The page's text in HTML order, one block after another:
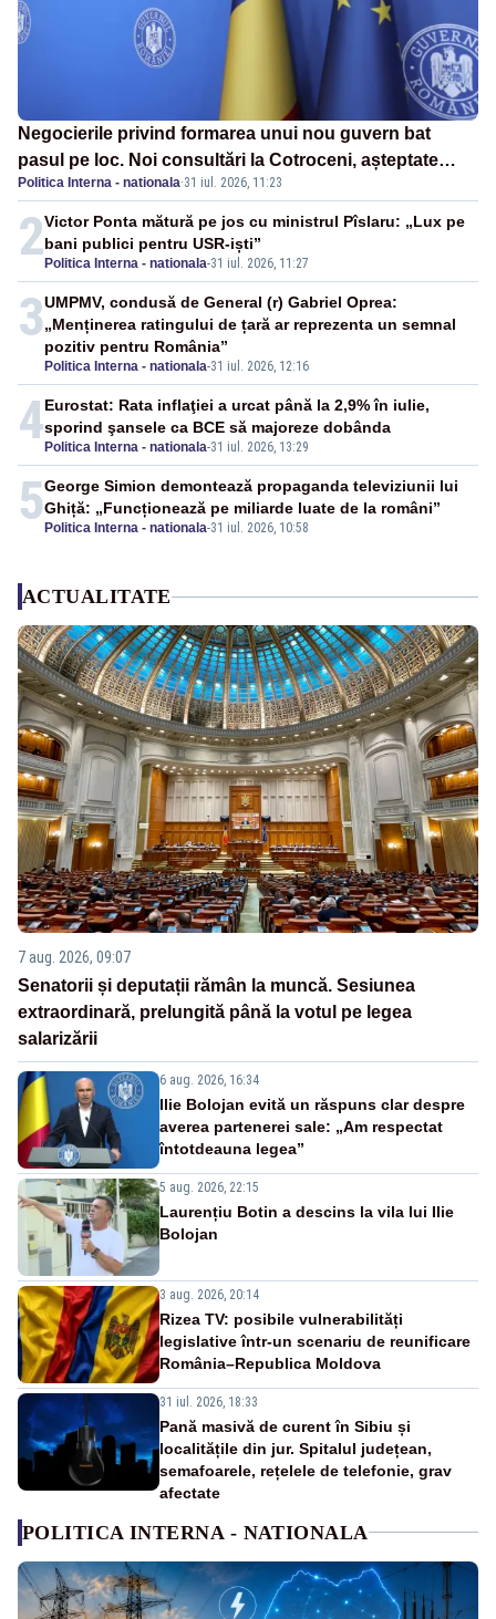
Negocierile privind formarea unui nou guvern bat
pasul pe loc. Noi consultări la Cotroceni, așteptate
după mijlocul lunii august -SURSE
Politica Interna - nationala·31 iul. 2026, 11:23
2 Politica Interna - nationala-31 iul. 2026, 11:27
Victor Ponta mătură pe jos cu ministrul Pîslaru: „Lux pe
bani publici pentru USR-iști”
3
Politica Interna - nationala-31 iul. 2026, 12:16
UMPMV, condusă de General (r) Gabriel Oprea:
„Menținerea ratingului de țară ar reprezenta un semnal
pozitiv pentru România”
4 Politica Interna - nationala-31 iul. 2026, 13:29
Eurostat: Rata inflaţiei a urcat până la 2,9% în iulie,
sporind şansele ca BCE să majoreze dobânda
5 Politica Interna - nationala-31 iul. 2026, 10:58
George Simion demontează propaganda televiziunii lui
Ghiță: „Funcționează pe miliarde luate de la români”
ACTUALITATE
7 aug. 2026, 09:07
Senatorii și deputații rămân la muncă. Sesiunea
extraordinară, prelungită până la votul pe legea
salarizării
6 aug. 2026, 16:34
Ilie Bolojan evită un răspuns clar despre
averea partenerei sale: „Am respectat
întotdeauna legea”
5 aug. 2026, 22:15
Laurențiu Botin a descins la vila lui Ilie
Bolojan
3 aug. 2026, 20:14
Rizea TV: posibile vulnerabilități
legislative într-un scenariu de reunificare
România–Republica Moldova
31 iul. 2026, 18:33
Pană masivă de curent în Sibiu și
localitățile din jur. Spitalul județean,
semafoarele, rețelele de telefonie, grav
afectate
POLITICA INTERNA - NATIONALA